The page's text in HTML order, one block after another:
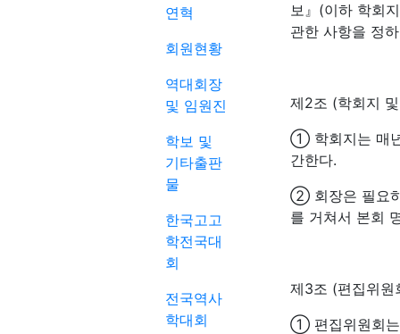
연혁
회원현황
역대회장
및 임원진
학보 및
기타출판
물
한국고고
학전국대
회
전국역사
학대회
보』(이하 학회
관한 사항을 정
제2조 (학회지
① 학회지는 매
간한다.
② 회장은 필요
를 거쳐서 본회
제3조 (편집위원
① 편집위원회는